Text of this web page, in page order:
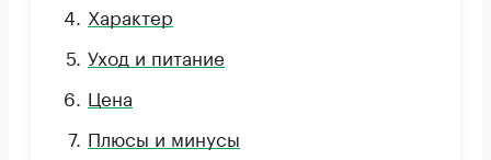
Характер
Уход и питание
Цена
Плюсы и минусы